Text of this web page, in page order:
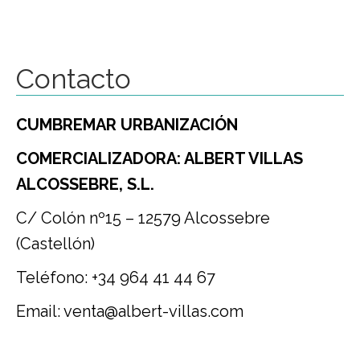
Contacto
CUMBREMAR URBANIZACIÓN
COMERCIALIZADORA: ALBERT VILLAS
ALCOSSEBRE, S.L.
C/ Colón nº15 – 12579 Alcossebre
(Castellón)
Teléfono: +34 964 41 44 67
Email: venta@albert-villas.com